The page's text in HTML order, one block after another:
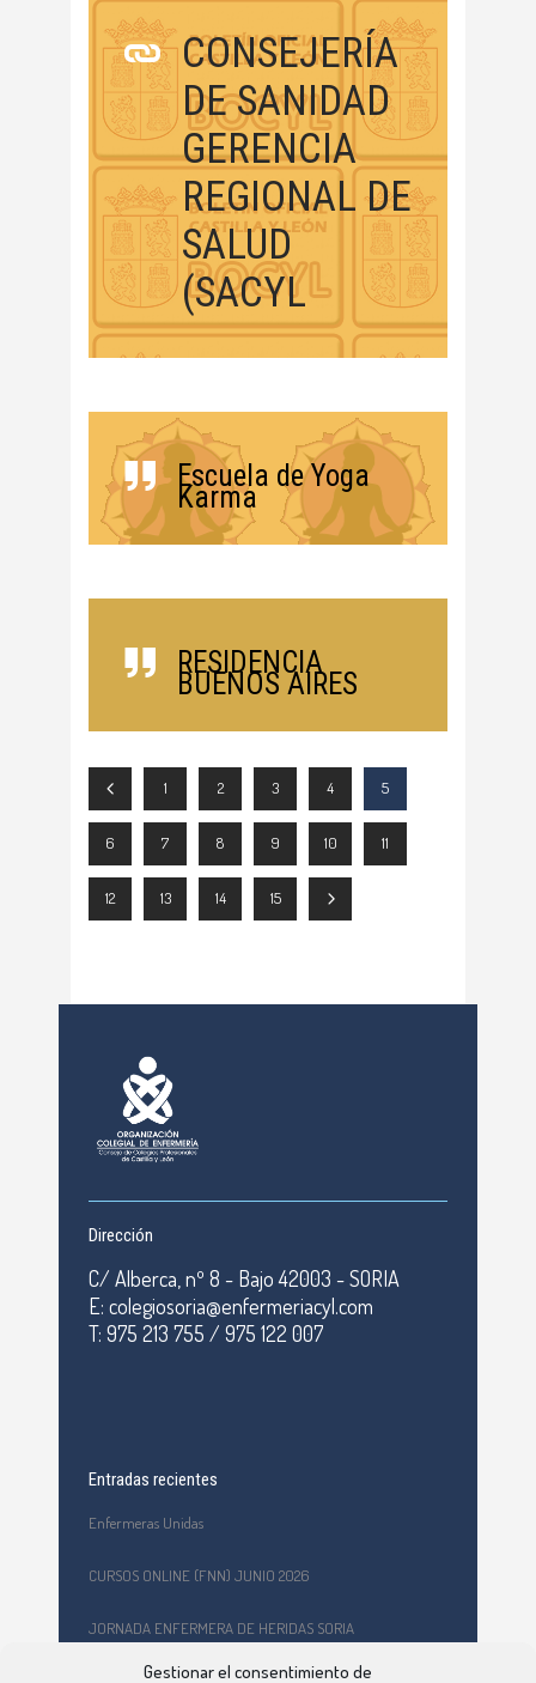
Gestionar el consentimiento de
CONSEJERÍA
DE SANIDAD
GERENCIA
REGIONAL DE
SALUD
(SACYL
Escuela de Yoga
Karma
RESIDENCIA
BUENOS AIRES
1 2 3 4 5
6 7 8 9 10 11
12 13 14 15
Dirección
C/ Alberca, nº 8 - Bajo 42003 - SORIA
E: colegiosoria@enfermeriacyl.com
T: 975 213 755 / 975 122 007
Entradas recientes
Enfermeras Unidas
CURSOS ONLINE (FNN) JUNIO 2026
JORNADA ENFERMERA DE HERIDAS SORIA